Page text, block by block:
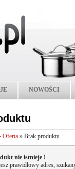
NOWOŚCI
Oferta » Brak produktu
nie istnieje !
prawidłowy adres,